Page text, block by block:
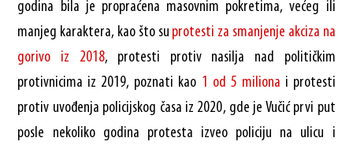
godina bila je propraćena masovnim pokretima, većeg ili
manjeg karaktera, kao što su protesti za smanjenje akciza na
gorivo iz 2018, protesti protiv nasilja nad političkim
protivnicima iz 2019, poznati kao 1 od 5 miliona i protesti
protiv uvođenja policijskog časa iz 2020, gde je Vučić prvi put
posle nekoliko godina protesta izveo policiju na ulicu i